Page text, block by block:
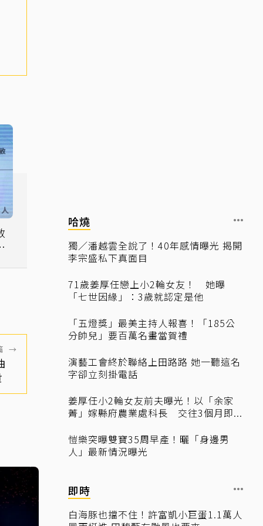
→
哈燒
獨／潘越雲全說了！40年感情曝光 揭開
李宗盛私下真面目
71歲姜厚任戀上小2輪女友！ 她曝
「七世因緣」：3歲就認定是他
「五燈獎」最美主持人報喜！「185公
分帥兒」要百萬名畫當賀禮
演藝工會終於聯絡上田路路 她一聽這名
字卻立刻掛電話
姜厚任小2輪女友前夫曝光！以「余家
菁」嫁縣府農業處科長 交往3個月即...
愷樂突曝雙寶35周早產！曬「身邊男
人」最新情況曝光
即時
白海豚也擋不住！許富凱小巨蛋1.1萬人